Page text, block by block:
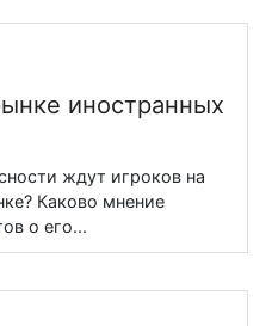
иностранных
ждут игроков на
Каково мнение
о его...